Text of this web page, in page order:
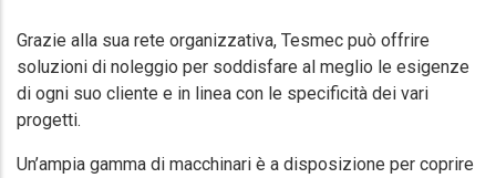
Grazie alla sua rete organizzativa, Tesmec può offrire
soluzioni di noleggio per soddisfare al meglio le esigenze
di ogni suo cliente e in linea con le specificità dei vari
progetti.
Un’ampia gamma di macchinari è a disposizione per coprire